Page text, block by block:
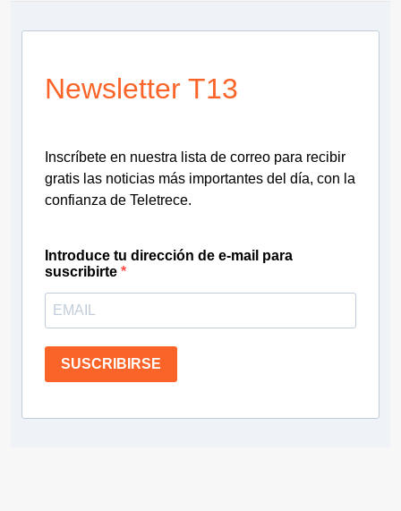
Newsletter T13
Inscríbete en nuestra lista de correo para recibir
gratis las noticias más importantes del día, con la
confianza de Teletrece.
Introduce tu dirección de e-mail para
suscribirte
SUSCRIBIRSE